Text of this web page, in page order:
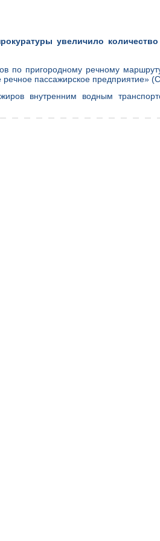
увеличило
по пригородному речному
пассажирское предприятие»
внутренним водным